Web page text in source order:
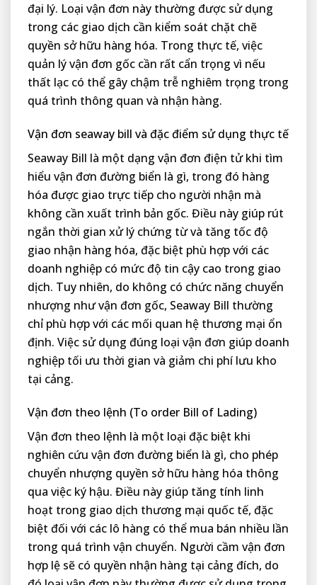
đại lý. Loại vận đơn này thường được sử dụng
trong các giao dịch cần kiểm soát chặt chẽ
quyền sở hữu hàng hóa. Trong thực tế, việc
quản lý vận đơn gốc cần rất cẩn trọng vì nếu
thất lạc có thể gây chậm trễ nghiêm trọng trong
quá trình thông quan và nhận hàng.
Vận đơn seaway bill và đặc điểm sử dụng thực tế
Seaway Bill là một dạng vận đơn điện tử khi tìm
hiểu vận đơn đường biển là gì, trong đó hàng
hóa được giao trực tiếp cho người nhận mà
không cần xuất trình bản gốc. Điều này giúp rút
ngắn thời gian xử lý chứng từ và tăng tốc độ
giao nhận hàng hóa, đặc biệt phù hợp với các
doanh nghiệp có mức độ tin cậy cao trong giao
dịch. Tuy nhiên, do không có chức năng chuyển
nhượng như vận đơn gốc, Seaway Bill thường
chỉ phù hợp với các mối quan hệ thương mại ổn
định. Việc sử dụng đúng loại vận đơn giúp doanh
nghiệp tối ưu thời gian và giảm chi phí lưu kho
tại cảng.
Vận đơn theo lệnh (To order Bill of Lading)
Vận đơn theo lệnh là một loại đặc biệt khi
nghiên cứu vận đơn đường biển là gì, cho phép
chuyển nhượng quyền sở hữu hàng hóa thông
qua việc ký hậu. Điều này giúp tăng tính linh
hoạt trong giao dịch thương mại quốc tế, đặc
biệt đối với các lô hàng có thể mua bán nhiều lần
trong quá trình vận chuyển. Người cầm vận đơn
hợp lệ sẽ có quyền nhận hàng tại cảng đích, do